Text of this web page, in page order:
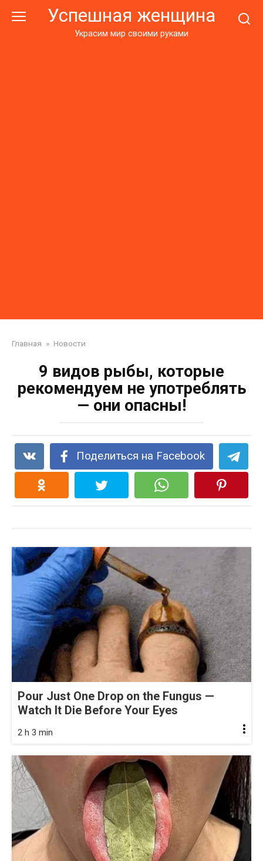
Успешная женщина
Украсим мир своими руками
Главная » Новости
9 видов рыбы, которые
рекомендуем не употреблять
— они опасны!
Поделиться на Facebook
Pour Just One Drop on the Fungus —
Watch It Die Before Your Eyes
2 h 3 min